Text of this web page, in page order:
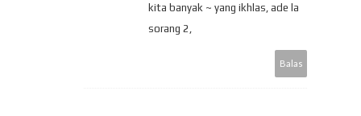
kita banyak ~ yang ikhlas, ade la
sorang 2,
Balas